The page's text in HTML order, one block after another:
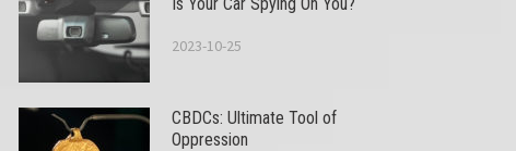
2023-10-25
CBDCs: Ultimate Tool of
Oppression